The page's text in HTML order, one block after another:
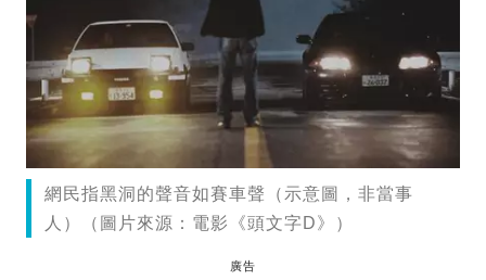
網民指黑洞的聲音如賽車聲（示意圖，非當事
人）（圖片來源：電影《頭文字D》）
廣告